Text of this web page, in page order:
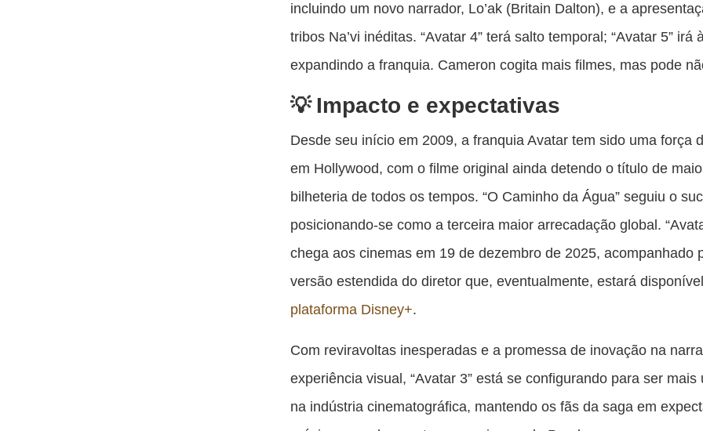
incluindo um novo narrador, Lo’ak (Britain Dalton), e a
tribos Na’vi inéditas. “Avatar 4” terá salto temporal; “Avatar 5” irá
expandindo a franquia. Cameron cogita mais filmes, mas pode
Impacto e expectativas
Desde seu início em 2009, a franquia Avatar tem sido uma força
em Hollywood, com o filme original ainda detendo o título de
bilheteria de todos os tempos. “O Caminho da Água” seguiu o
posicionando-se como a terceira maior arrecadação global.
chega aos cinemas em 19 de dezembro de 2025, acompanhado
versão estendida do diretor que, eventualmente, estará
plataforma Disney+.
Com reviravoltas inesperadas e a promessa de inovação na
experiência visual, “Avatar 3” está se configurando para ser mais
na indústria cinematográfica, mantendo os fãs da saga em